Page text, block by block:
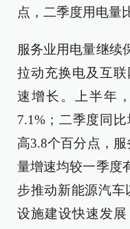
点，二季度用电量
服务业用电量继续
拉动充换电及互
速增长。上半年
7.1%；二季度同
高3.8个百分点，
量增速均较一季度
步推动新能源汽车
设施建设快速发